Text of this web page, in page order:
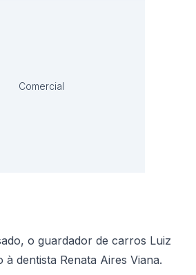
Comercial
o guardador de carros Luiz
dentista Renata Aires Viana.